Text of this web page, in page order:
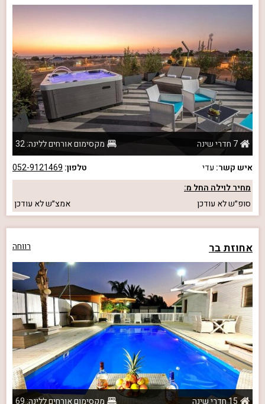
7 חדרי שינה
מקסימום אורחים ללינה: 32
איש קשר: עדי טלפון: 052-9121469
מחיר לוילה החל מ:
סופ״שלא עודכן אמצ״שלא עודכן
אחוזת בר רווחה
15 חדרי שינה
מקסימום אורחים ללינה: 69